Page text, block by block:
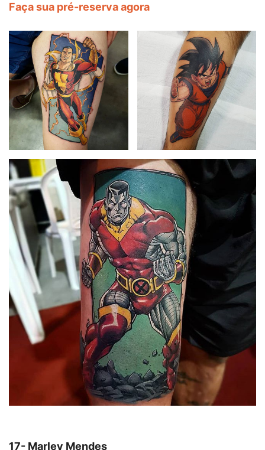
Faça sua pré-reserva agora
17- Marley Mendes